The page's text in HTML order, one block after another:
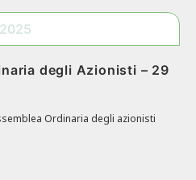
2025
degli Azionisti – 29
Ordinaria degli azionisti